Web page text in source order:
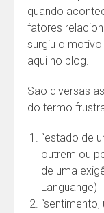
quando
fatores
surgiu o
aqui no blog.
São diversas
do termo
“estado de
outrem ou
de uma
Languange)